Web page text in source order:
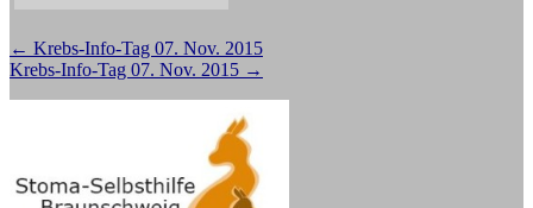
Beitragsnavigation
← Krebs-Info-Tag 07. Nov. 2015
Krebs-Info-Tag 07. Nov. 2015 →